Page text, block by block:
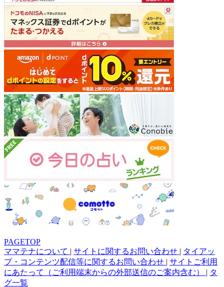
PAGETOP
ママテナについて | サイトに関するお問い合わせ | タイアッ
プ・コンテンツ配信等に関するお問い合わせ | サイトご利用
にあたって（ご利用端末からの外部送信のご案内含む） | タ
グ一覧